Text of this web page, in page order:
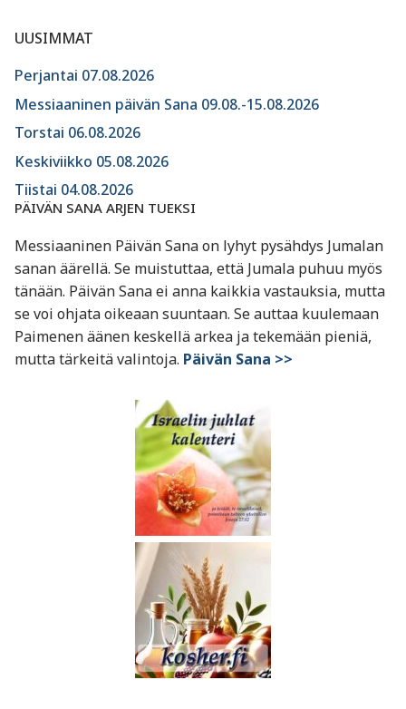
UUSIMMAT
Perjantai 07.08.2026
Messiaaninen päivän Sana 09.08.-15.08.2026
Torstai 06.08.2026
Keskiviikko 05.08.2026
Tiistai 04.08.2026
PÄIVÄN SANA ARJEN TUEKSI
Messiaaninen Päivän Sana on lyhyt pysähdys Jumalan
sanan äärellä. Se muistuttaa, että Jumala puhuu myös
tänään. Päivän Sana ei anna kaikkia vastauksia, mutta
se voi ohjata oikeaan suuntaan. Se auttaa kuulemaan
Paimenen äänen keskellä arkea ja tekemään pieniä,
mutta tärkeitä valintoja. Päivän Sana >>